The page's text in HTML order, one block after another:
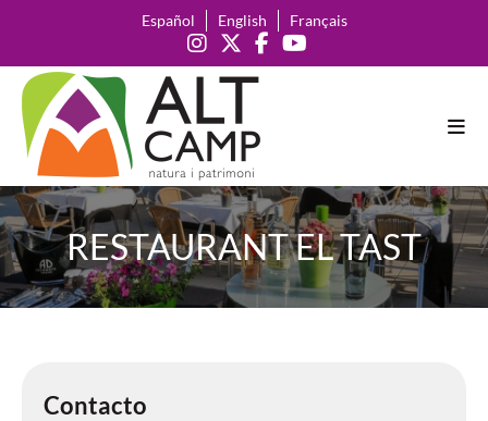
Español English Français
RESTAURANT EL TAST
Contacto